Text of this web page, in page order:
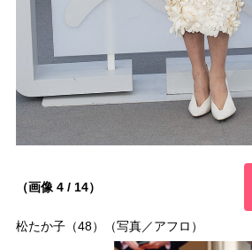
（画像 4 / 14）
松たか子（48）（写真／アフロ）